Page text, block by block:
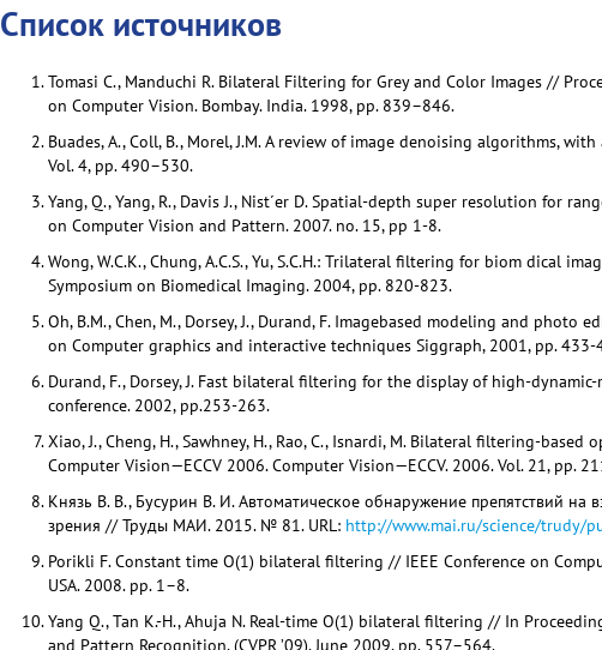
Список источников
Tomasi C., Manduchi R. Bilateral Filtering for Grey and Color Images //
on Computer Vision. Bombay. India. 1998, pp. 839–846.
Buades, A., Coll, B., Morel, J.M. A review of image denoising algorithms,
Vol. 4, pp. 490–530.
Yang, Q., Yang, R., Davis J., Nist´er D. Spatial-depth super resolution for
on Computer Vision and Pattern. 2007. no. 15, pp 1-8.
Wong, W.C.K., Chung, A.C.S., Yu, S.C.H.: Trilateral filtering for biom dical
Symposium on Biomedical Imaging. 2004, pp. 820-823.
Oh, B.M., Chen, M., Dorsey, J., Durand, F. Imagebased modeling and
on Computer graphics and interactive techniques Siggraph, 2001, pp. 433-
Durand, F., Dorsey, J. Fast bilateral filtering for the display of high-
conference. 2002, pp.253-263.
Xiao, J., Cheng, H., Sawhney, H., Rao, C., Isnardi, M. Bilateral filtering-
Computer Vision—ECCV 2006. Computer Vision—ECCV. 2006. Vol. 21, pp.
Князь В. В., Бусурин В. И. Автоматическое обнаружение препятствий на
зрения // Труды МАИ. 2015. № 81. URL: http://www.mai.ru/science/trudy/
Porikli F. Constant time O(1) bilateral filtering // IEEE Conference on
USA. 2008. pp. 1–8.
Yang Q., Tan K.-H., Ahuja N. Real-time O(1) bilateral filtering // In
and Pattern Recognition, (CVPR ’09), June 2009, pp. 557–564.